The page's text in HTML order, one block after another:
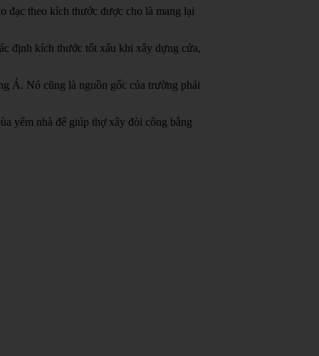
đạc theo kích thước được cho là mang lại
định kích thước tốt xấu khi xây dựng cửa,
Á. Nó cũng là nguồn gốc của trường phái
yểm nhà để giúp thợ xây đòi công bằng